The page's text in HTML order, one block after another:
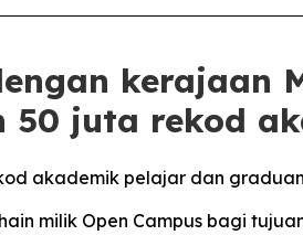
kerajaan
juta rekod
akademik pelajar dan
milik Open Campus bagi